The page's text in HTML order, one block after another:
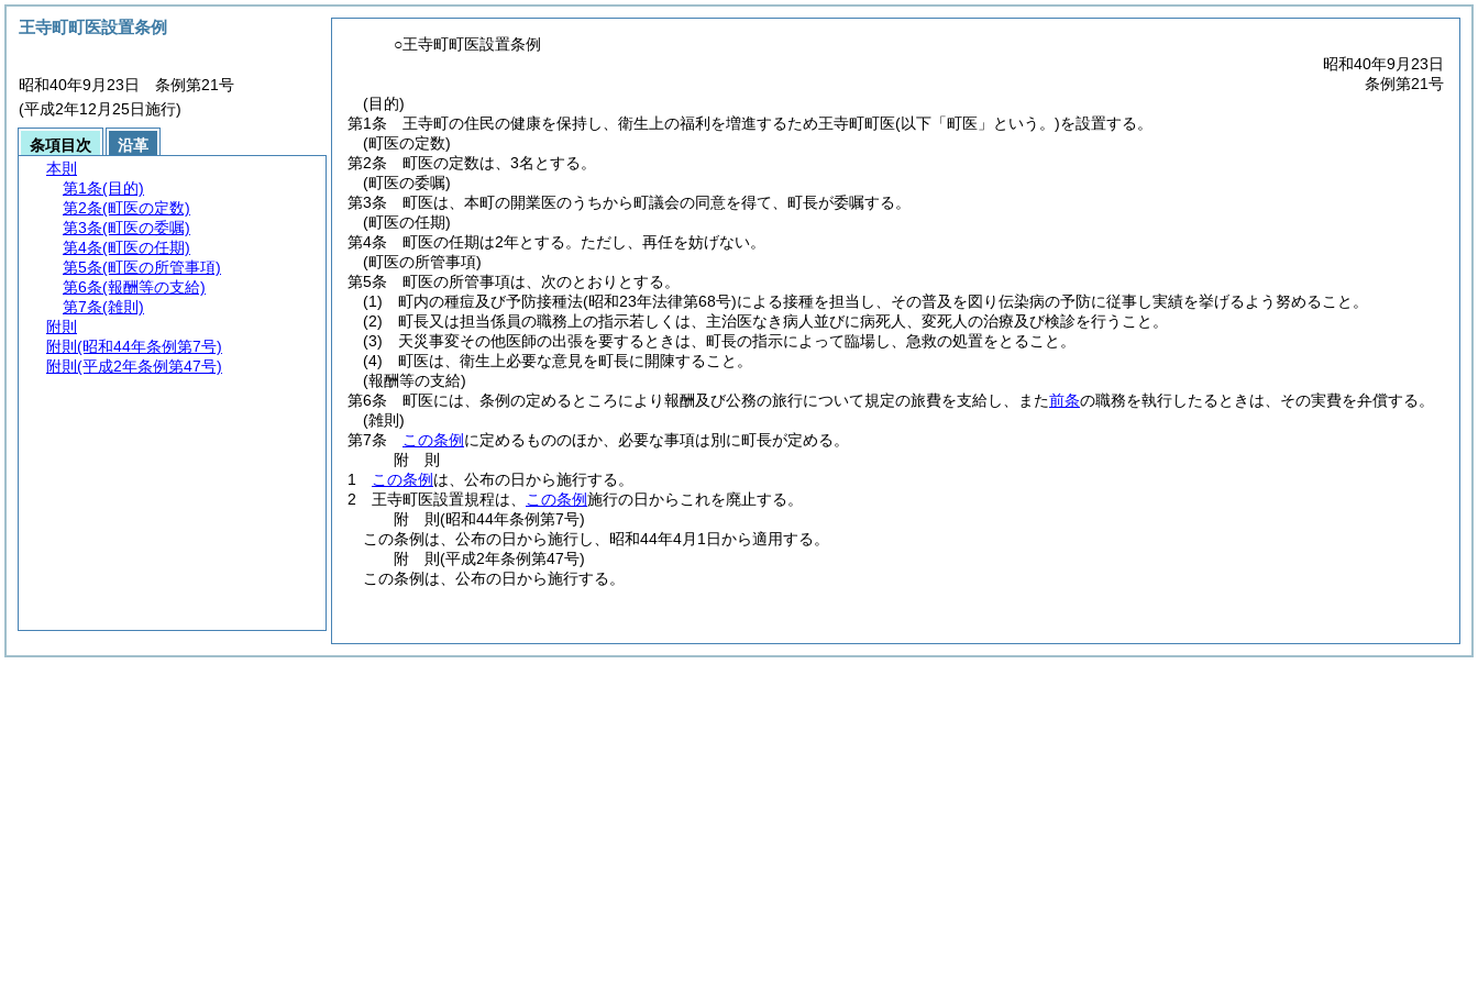
○王寺町町医設置条例
昭和40年9月23日
条例第21号
(目的)
第1条
王寺町の住民の健康を保持し、衛生上の福利を増進するため王寺町町医(以下「町医」という。)を設置する。
(町医の定数)
第2条
町医の定数は、3名とする。
(町医の委嘱)
第3条
町医は、本町の開業医のうちから町議会の同意を得て、町長が委嘱する。
(町医の任期)
第4条
町医の任期は2年とする。 ただし、再任を妨げない。
(町医の所管事項)
第5条
町医の所管事項は、次のとおりとする。
(1)
町内の種痘及び予防接種法(昭和23年法律第68号)による接種を担当し、その普及を図り伝染病の予防に従事し実績を挙げるよう努めること。
(2)
町長又は担当係員の職務上の指示若しくは、主治医なき病人並びに病死人、変死人の治療及び検診を行うこと。
(3)
天災事変その他医師の出張を要するときは、町長の指示によって臨場し、急救の処置をとること。
(4)
町医は、衛生上必要な意見を町長に開陳すること。
(報酬等の支給)
第6条
町医には、条例の定めるところにより報酬及び公務の旅行について規定の旅費を支給し、また前条の職務を執行したるときは、その実費を弁償する。
(雑則)
第7条
この条例 に定めるもののほか、必要な事項は別に町長が定める。
附 則
1
この条例 は、公布の日から施行する。
2
王寺町医設置規程は、 この条例施行の日からこれを廃止する。
附 則(昭和44年条例第7号)
この条例は、公布の日から施行し、昭和44年4月1日から適用する。
附 則(平成2年条例第47号)
この条例は、公布の日から施行する。
王寺町町医設置条例
昭和40年9月23日 条例第21号
(平成2年12月25日施行)
条項目次
沿革
本則
第1条(目的)
第2条(町医の定数)
第3条(町医の委嘱)
第4条(町医の任期)
第5条(町医の所管事項)
第6条(報酬等の支給)
第7条(雑則)
附則
附則 (昭和44年条例第7号)
附則 (平成2年条例第47号)